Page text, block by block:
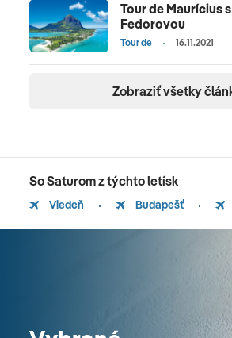
Tour de Maurícius
Fedorovou
Tour de 16.11.2021
Zobraziť všetky
So Saturom z týchto letísk
Viedeň Budapešť